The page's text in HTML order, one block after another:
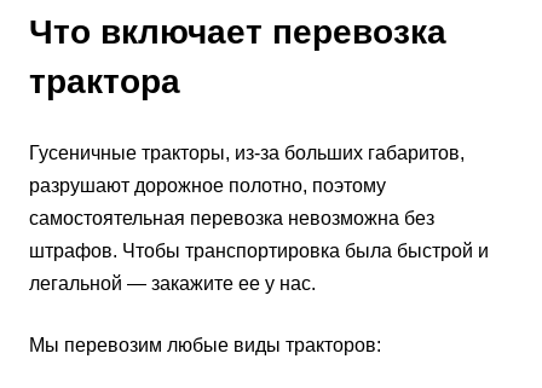
Что включает перевозка
трактора
Гусеничные тракторы, из-за больших габаритов,
разрушают дорожное полотно, поэтому
самостоятельная перевозка невозможна без
штрафов. Чтобы транспортировка была быстрой и
легальной — закажите ее у нас.
Мы перевозим любые виды тракторов: